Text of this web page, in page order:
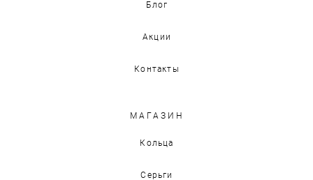
Блог
Акции
Контакты
МАГАЗИН
Кольца
Серьги